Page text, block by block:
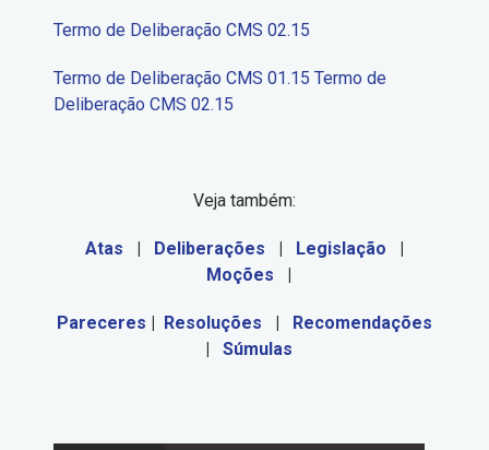
Termo de Deliberação CMS 02.15
Termo de Deliberação CMS 01.15 Termo de
Deliberação CMS 02.15
Veja também:
Atas | Deliberações | Legislação
|
Moções |
Pareceres | Resoluções | Recomendações
| Súmulas